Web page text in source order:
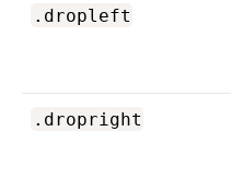
.dropleft
.dropright